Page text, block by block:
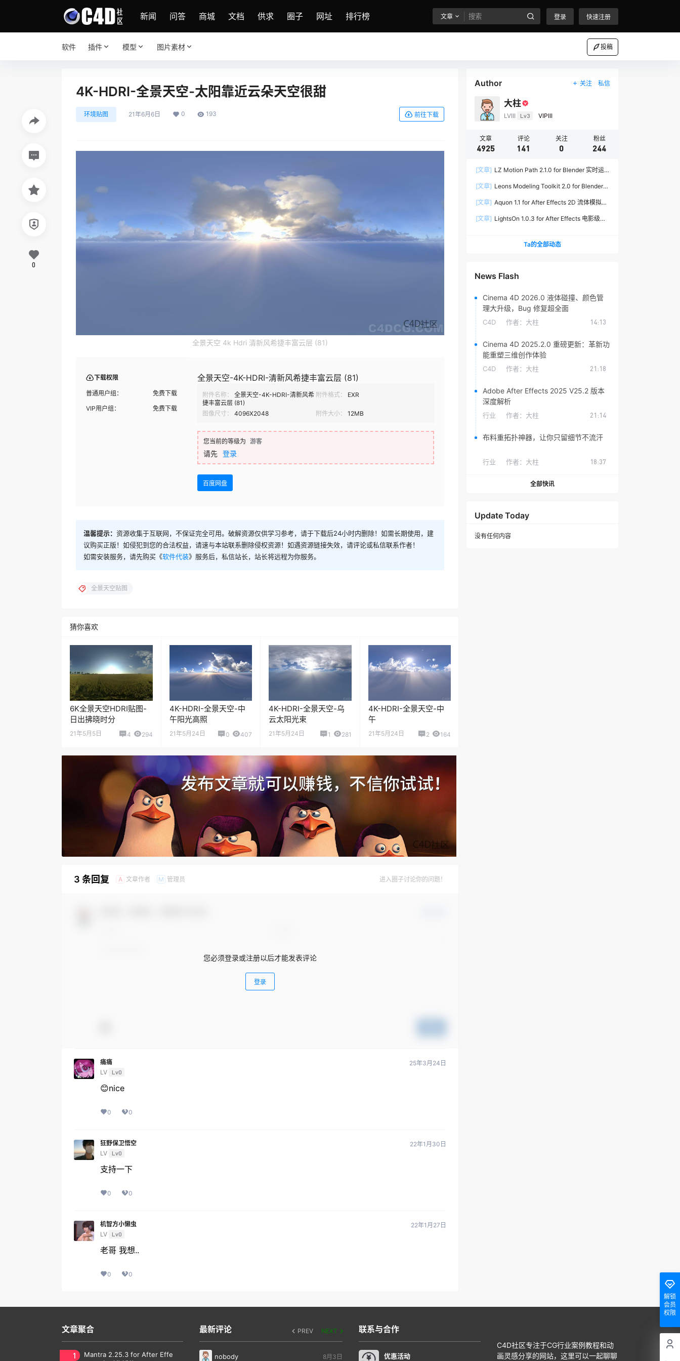
新闻 问答 商城 文档 供求 圈子 网址 排行榜 文章 登录 快速注册
软件 插件 模型 图片素材 投稿
4K-HDRI-全景天空-太阳靠近云朵天空很甜
环境贴图 21年6月6日 0 193 前往下载
全景天空 4k Hdri 清新风希捷丰富云层 (81)
下载权限
普通用户组：
免费下载
VIP用户组：
免费下载
全景天空-4K-HDRI-清新风希捷丰富云层 (81)
附件名称：
全景天空-4K-HDRI-清新风希
捷丰富云层 (81)
附件格式： EXR
图像尺寸： 4096X2048 附件大小： 12MB
您当前的等级为 游客
请先 登录
百度网盘
温馨提示： 资源收集于互联网，不保证完全可用。破解资源仅供学习参考，请于下载后24小时内删除！如需长期使用，建
议购买正版！如侵犯到您的合法权益，请速与本站联系删除侵权资源！如遇资源链接失效，请评论或私信联系作者！
如需安装服务，请先购买《软件代装》服务后，私信站长，站长将远程为你服务。
0
全景天空贴图
猜你喜欢
6K全景天空HDRI贴图-
日出拂晓时分
21年5月5日 4 294
4K-HDRI-全景天空-中
午阳光高照
21年5月24日 0 407
4K-HDRI-全景天空-乌
云太阳光束
21年5月24日 1 281
4K-HDRI-全景天空-中
午
21年5月24日 2 164
3 条回复 A 文章作者 M 管理员 进入圈子讨论你的问题！
您必须登录或注册以后才能发表评论
登录
痛痛
LV Lv0
25年3月24日
😊nice
0 0
狂野保卫悟空
LV Lv0
22年1月30日
支持一下
0 0
机智方小懒虫
LV Lv0
22年1月27日
老哥 我想..
0 0
Author 关注 私信
大柱
LVIII Lv3 VIPIII
文章
4925
评论
141
关注
0
粉丝
244
[文章] LZ Motion Path 2.1.0 for Blender 实时运
[文章] Leons Modeling Toolkit 2.0 for Blender
[文章] Aquon 1.1 for After Effects 2D 流体模拟插
[文章] LightsOn 1.0.3 for After Effects 电影级镜
Ta的全部动态
News Flash
Cinema 4D 2026.0 液体碰撞、颜色管
理大升级，Bug 修复超全面
C4D 作者： 大柱 14:13
Cinema 4D 2025.2.0 重磅更新：革新功
能重塑三维创作体验
C4D 作者： 大柱 21:18
Adobe After Effects 2025 V25.2 版本
深度解析
行业 作者： 大柱 21:14
布料重拓扑神器，让你只留细节不流汗
行业 作者： 大柱 18:37
全部快讯
Update Today
没有任何内容
解锁
会员
权限
文章聚合
1
Mantra 2.25.3 for After Effe
最新评论 PREV NEXT
nobody 8月3日
联系与合作
优惠活动
C4D社区专注于CG行业案例教程和动
画灵感分享的网站，这里可以一起聊聊